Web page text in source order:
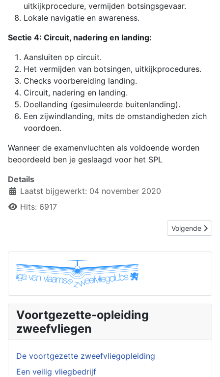
uitkijkprocedure, vermijden botsingsgevaar.
Lokale navigatie en awareness.
Sectie 4: Circuit, nadering en landing:
Aansluiten op circuit.
Het vermijden van botsingen, uitkijkprocedures.
Checks voorbereiding landing.
Circuit, nadering en landing.
Doellanding (gesimuleerde buitenlanding).
Een zijwindlanding, mits de omstandigheden zich
voordoen.
Wanneer de examenvluchten als voldoende worden
beoordeeld ben je geslaagd voor het SPL
Details
Laatst bijgewerkt: 04 november 2020
Hits: 6917
Volgende
Volgende
Voortgezette-opleiding
zweefvliegen
De voortgezette zweefvliegopleiding
Een veilig vliegbedrijf